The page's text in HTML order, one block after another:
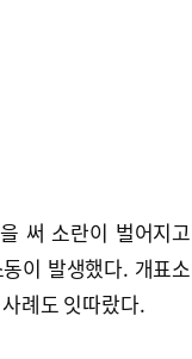
써 소란이 벌어지고
이 발생했다. 개표소
례도 잇따랐다.